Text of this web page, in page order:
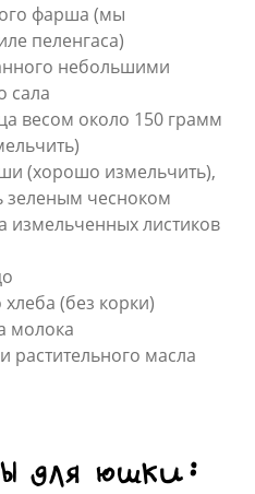
фарша (мы
пеленгаса)
небольшими
сала
весом около 150 грамм
(хорошо измельчить),
зеленым чесноком
измельченных листиков
(без корки)
молока
растительного масла
для юшки: